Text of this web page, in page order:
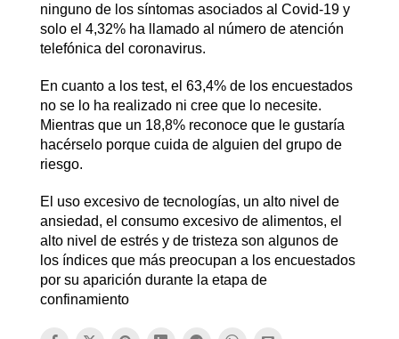
ninguno de los síntomas asociados al Covid-19 y
solo el 4,32% ha llamado al número de atención
telefónica del coronavirus.
En cuanto a los test, el 63,4% de los encuestados
no se lo ha realizado ni cree que lo necesite.
Mientras que un 18,8% reconoce que le gustaría
hacérselo porque cuida de alguien del grupo de
riesgo.
El uso excesivo de tecnologías, un alto nivel de
ansiedad, el consumo excesivo de alimentos, el
alto nivel de estrés y de tristeza son algunos de
los índices que más preocupan a los encuestados
por su aparición durante la etapa de
confinamiento